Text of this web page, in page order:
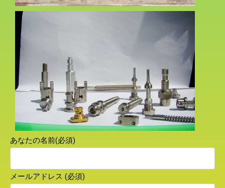
あなたの名前(必須)
メールアドレス (必須)